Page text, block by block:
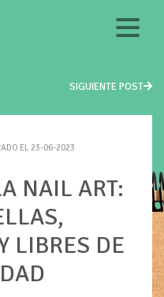
SIGUIENTE POST
EL 23-06-2023
NAIL ART:
LIBRES DE